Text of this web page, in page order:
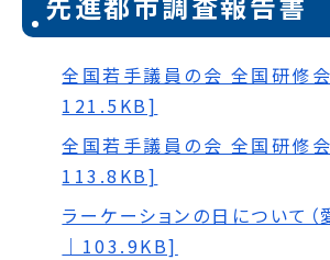
全国若手議員の会 全国研修
121.5KB]
全国若手議員の会 全国研修
113.8KB]
ラーケーションの日について
｜103.9KB]